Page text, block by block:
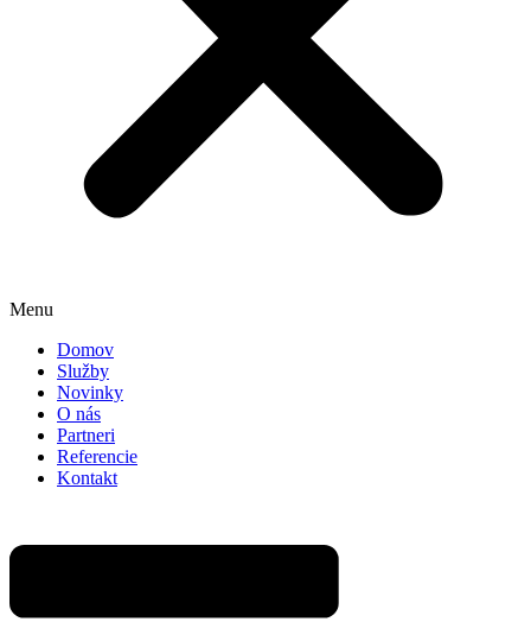
Menu
Domov
Služby
Novinky
O nás
Partneri
Referencie
Kontakt